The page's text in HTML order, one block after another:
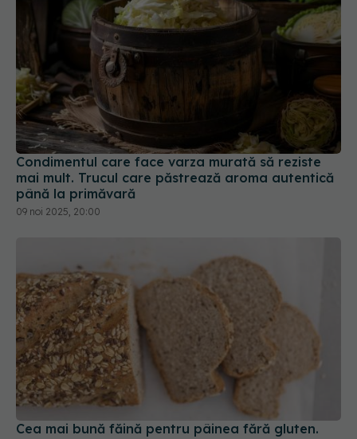
Condimentul care face varza murată să reziste
mai mult. Trucul care păstrează aroma autentică
până la primăvară
09 noi 2025, 20:00
Cea mai bună făină pentru pâinea fără gluten.